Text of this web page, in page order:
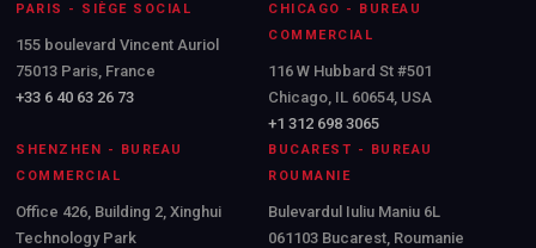
PARIS - SIÈGE SOCIAL
155 boulevard Vincent Auriol
75013 Paris, France
+33 6 40 63 26 73
CHICAGO - BUREAU
COMMERCIAL
116 W Hubbard St #501
Chicago, IL 60654, USA
+1 312 698 3065
SHENZHEN - BUREAU
COMMERCIAL
Office 426, Building 2, Xinghui
Technology Park
BUCAREST - BUREAU
ROUMANIE
Bulevardul Iuliu Maniu 6L
061103 Bucarest, Roumanie